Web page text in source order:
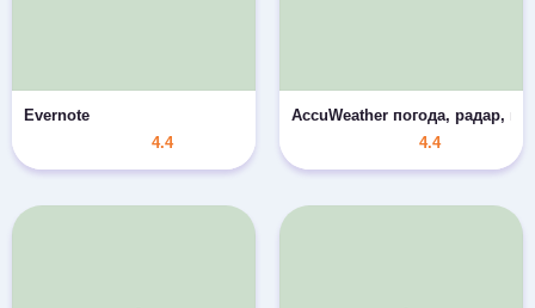
Evernote
4.4
AccuWeather погода, радар,
4.4